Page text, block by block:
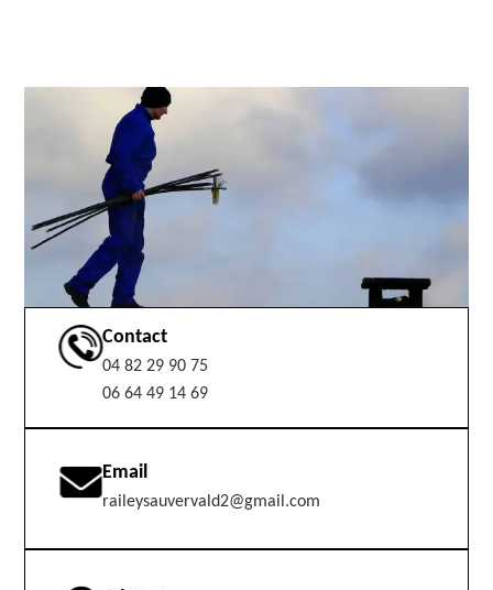
Contact
04 82 29 90 75
06 64 49 14 69
Email
raileysauvervald2@gmail.com